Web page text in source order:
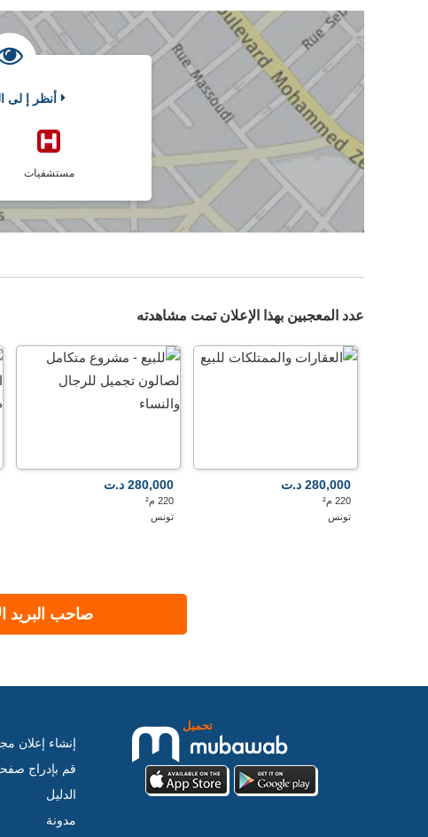
أنظر إ لى
مستشفيات
عدد المعجبين بهذا الإعلان تمت مشاهدته
280,000 د.ت
220 م²
تونس
280,000 د.ت
220 م²
تونس
صاحب البريد
تحميل
إنشاء إعلان
قم بإدراج
الدليل
مدونة